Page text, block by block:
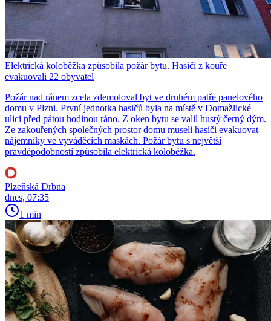
Elektrická koloběžka způsobila požár bytu. Hasiči z kouře
evakuovali 22 obyvatel
Požár nad ránem zcela zdemoloval byt ve druhém patře panelového
domu v Plzni. První jednotka hasičů byla na místě v Domažlické
ulici před pátou hodinou ráno. Z oken bytu se valil hustý černý dým.
Ze zakouřených společných prostor domu museli hasiči evakuovat
nájemníky ve vyváděcích maskách. Požár bytu s největší
pravděpodobností způsobila elektrická koloběžka.
Plzeňská Drbna
dnes, 07:35
1 min